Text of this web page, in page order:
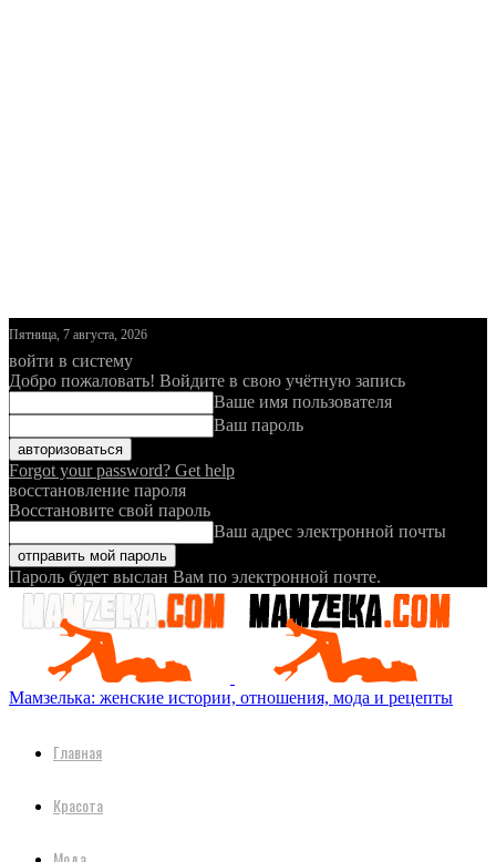
Пятница, 7 августа, 2026
войти в систему
Добро пожаловать! Войдите в свою учётную запись
Ваше имя пользователя
Ваш пароль
Forgot your password? Get help
восстановление пароля
Восстановите свой пароль
Ваш адрес электронной почты
Пароль будет выслан Вам по электронной почте.
Мамзелька: женские истории, отношения, мода и рецепты
Главная
Красота